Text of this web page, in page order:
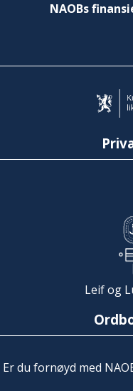
NAOBs
Leif og
Er du fornøyd med